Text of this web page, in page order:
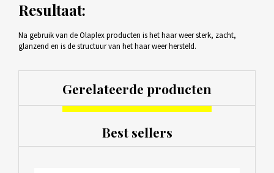
Resultaat:
Na gebruik van de Olaplex producten is het haar weer sterk, zacht,
glanzend en is de structuur van het haar weer hersteld.
Gerelateerde producten
Best sellers